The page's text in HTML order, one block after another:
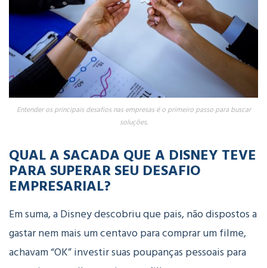
Entender os principais desafios nas empresas é o primeiro passo para buscar
soluções.
QUAL A SACADA QUE A DISNEY TEVE
PARA SUPERAR SEU DESAFIO
EMPRESARIAL?
Em suma, a Disney descobriu que pais, não dispostos a
gastar nem mais um centavo para comprar um filme,
achavam “OK” investir suas poupanças pessoais para